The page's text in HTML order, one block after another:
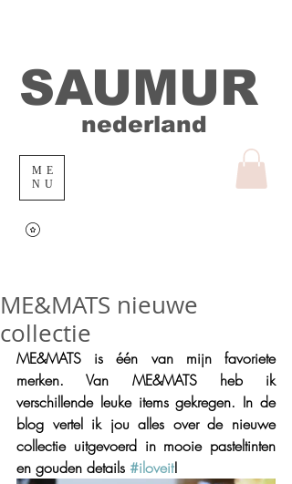
SAUMUR
nederland
ME
NU
ME&MATS nieuwe
collectie
ME&MATS is één van mijn favoriete
merken. Van ME&MATS heb ik
verschillende leuke items gekregen. In de
blog vertel ik jou alles over de nieuwe
collectie uitgevoerd in mooie pasteltinten
en gouden details #iloveit!